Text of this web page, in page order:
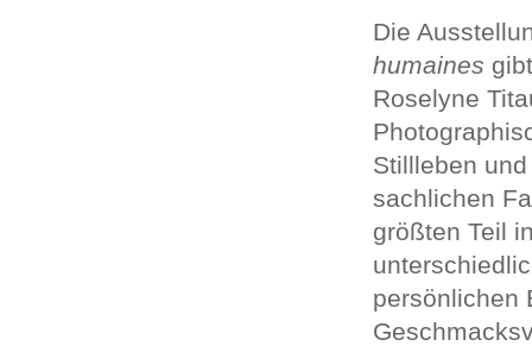
Die
humaines
Roselyne
Stillleben
sachlichen
größten Teil
persönlichen